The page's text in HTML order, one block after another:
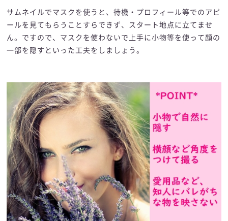
サムネイルでマスクを使うと、待機・プロフィール等でのアピ
ールを見てもらうことすらできず、スタート地点に立てませ
ん。ですので、マスクを使わないで上手に小物等を使って顔の
一部を隠すといった工夫をしましょう。